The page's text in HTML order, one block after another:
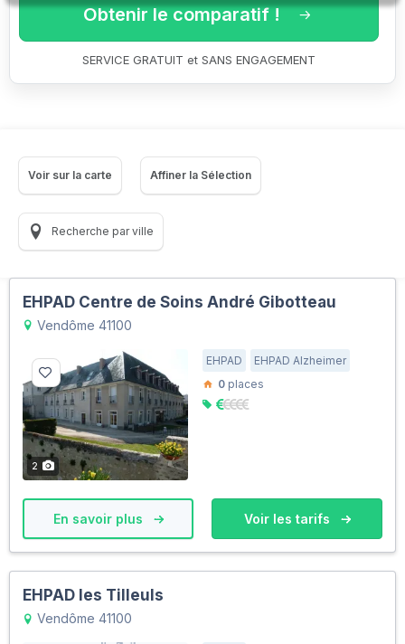
Obtenir le comparatif !
SERVICE GRATUIT et SANS ENGAGEMENT
Voir sur la carte Affiner la Sélection
Recherche par ville
EHPAD Centre de Soins André Gibotteau
Vendôme 41100
2
EHPAD
EHPAD Alzheimer
0 places
En savoir plus Voir les tarifs
EHPAD les Tilleuls
Vendôme 41100